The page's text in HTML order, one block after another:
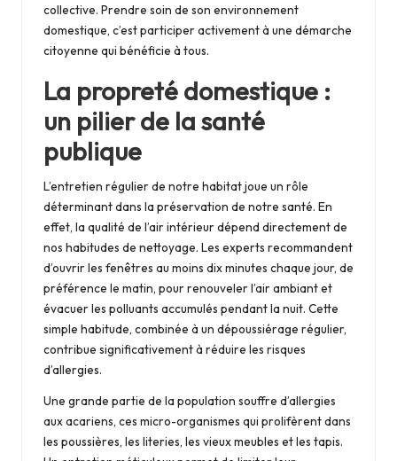
collective. Prendre soin de son environnement
domestique, c’est participer activement à une démarche
citoyenne qui bénéficie à tous.
La propreté domestique :
un pilier de la santé
publique
L’entretien régulier de notre habitat joue un rôle
déterminant dans la préservation de notre santé. En
effet, la qualité de l’air intérieur dépend directement de
nos habitudes de nettoyage. Les experts recommandent
d’ouvrir les fenêtres au moins dix minutes chaque jour, de
préférence le matin, pour renouveler l’air ambiant et
évacuer les polluants accumulés pendant la nuit. Cette
simple habitude, combinée à un dépoussiérage régulier,
contribue significativement à réduire les risques
d’allergies.
Une grande partie de la population souffre d’allergies
aux acariens, ces micro-organismes qui prolifèrent dans
les poussières, les literies, les vieux meubles et les tapis.